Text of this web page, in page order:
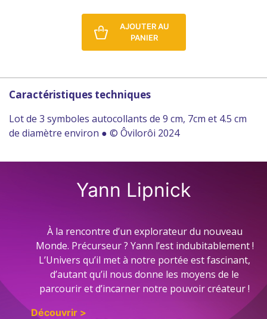
AJOUTER AU
PANIER
Caractéristiques techniques
Lot de 3 symboles autocollants de 9 cm, 7cm et 4.5 cm
de diamètre environ ● © Ôvilorôi 2024
Yann Lipnick
À la rencontre d’un explorateur du nouveau
Monde. Précurseur ? Yann l’est indubitablement !
L’Univers qu’il met à notre portée est fascinant,
d’autant qu’il nous donne les moyens de le
parcourir et d’incarner notre pouvoir créateur !
Découvrir >